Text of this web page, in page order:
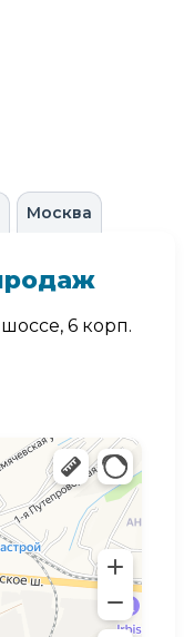
Москва
6 корп.